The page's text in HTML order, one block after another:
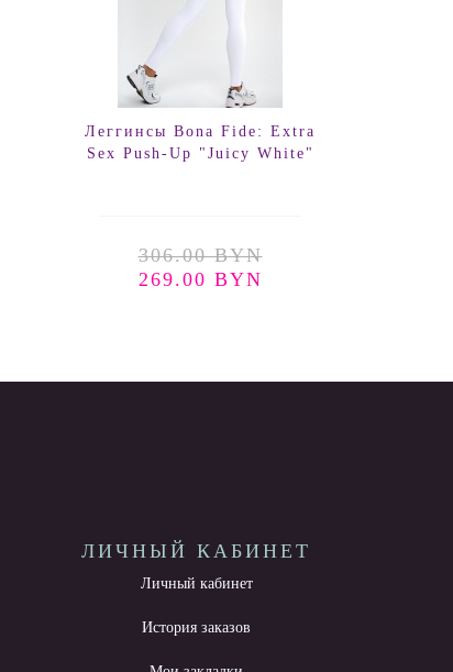
Леггинсы Bona Fide: Extra
Sex Push-Up "Juicy White"
306.00 BYN
269.00 BYN
ЛИЧНЫЙ КАБИНЕТ
Личный кабинет
История заказов